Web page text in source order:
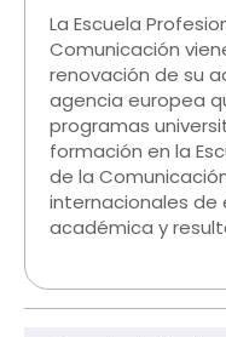
La Escuela
Comunicación
renovación de su
agencia europea
programas
formación en la
de la
internacionales de
académica y